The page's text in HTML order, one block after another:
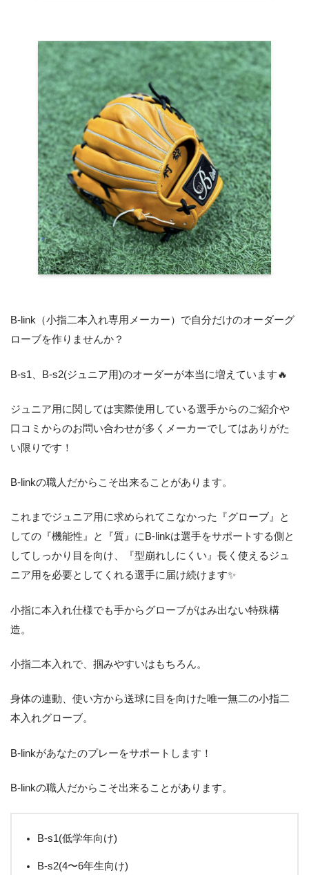
B-link（小指二本入れ専用メーカー）で自分だけのオーダーグ
ローブを作りませんか？
B-s1、B-s2(ジュニア用)のオーダーが本当に増えています🔥
ジュニア用に関しては実際使用している選手からのご紹介や
口コミからのお問い合わせが多くメーカーでしてはありがた
い限りです！
B-linkの職人だからこそ出来ることがあります。
これまでジュニア用に求められてこなかった『グローブ』と
しての『機能性』と『質』にB-linkは選手をサポートする側と
してしっかり目を向け、『型崩れしにくい』長く使えるジュ
ニア用を必要としてくれる選手に届け続けます✨
小指に本入れ仕様でも手からグローブがはみ出ない特殊構
造。
小指二本入れで、掴みやすいはもちろん。
身体の連動、使い方から送球に目を向けた唯一無二の小指二
本入れグローブ。
B-linkがあなたのプレーをサポートします！
B-linkの職人だからこそ出来ることがあります。
B-s1(低学年向け)
B-s2(4〜6年生向け)